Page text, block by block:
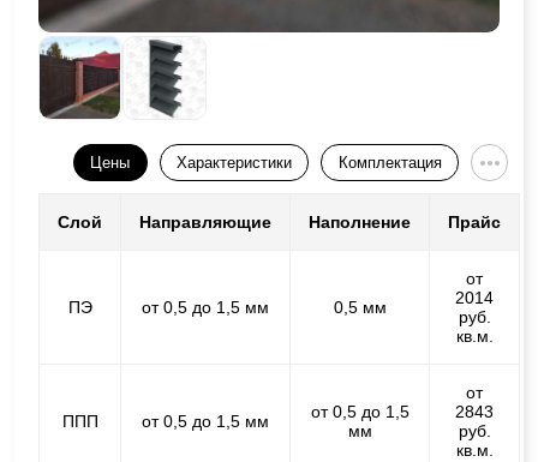
Цены Характеристики Комплектация
Слой Направляющие Наполнение Прайс
ПЭ от 0,5 до 1,5 мм 0,5 мм
от
2014
руб.
кв.м.
ППП от 0,5 до 1,5 мм
от 0,5 до 1,5
мм
от
2843
руб.
кв.м.